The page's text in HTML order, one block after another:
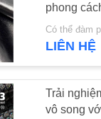
phong
Chọn ấn
LIÊN HỆ
Trải
vô song